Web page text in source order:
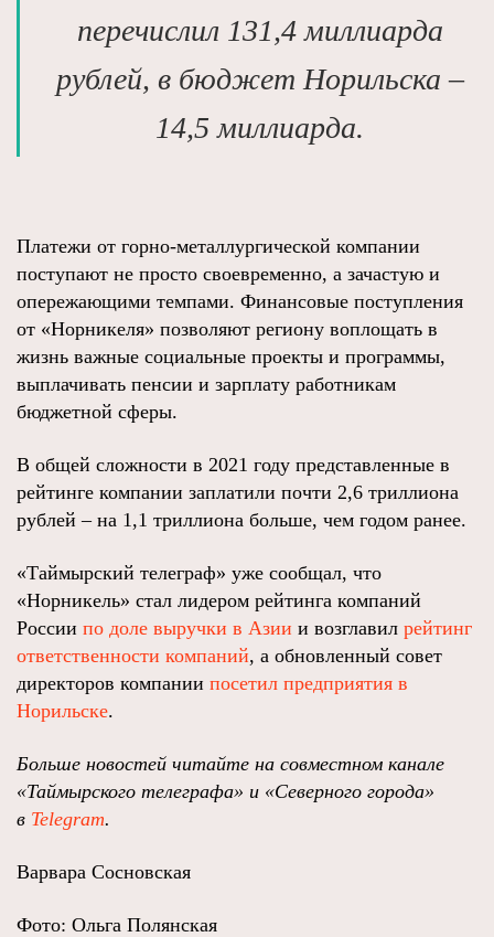
перечислил 131,4 миллиарда
рублей, в бюджет Норильска –
14,5 миллиарда.
Платежи от горно-металлургической компании
поступают не просто своевременно, а зачастую и
опережающими темпами. Финансовые поступления
от «Норникеля» позволяют региону воплощать в
жизнь важные социальные проекты и программы,
выплачивать пенсии и зарплату работникам
бюджетной сферы.
В общей сложности в 2021 году представленные в
рейтинге компании заплатили почти 2,6 триллиона
рублей – на 1,1 триллиона больше, чем годом ранее.
«Таймырский телеграф» уже сообщал, что
«Норникель» стал лидером рейтинга компаний
России по доле выручки в Азии и возглавил рейтинг
ответственности компаний, а обновленный совет
директоров компании посетил предприятия в
Норильске.
Больше новостей читайте на совместном канале
«Таймырского телеграфа» и «Северного города»
в Telegram.
Варвара Сосновская
Фото: Ольга Полянская